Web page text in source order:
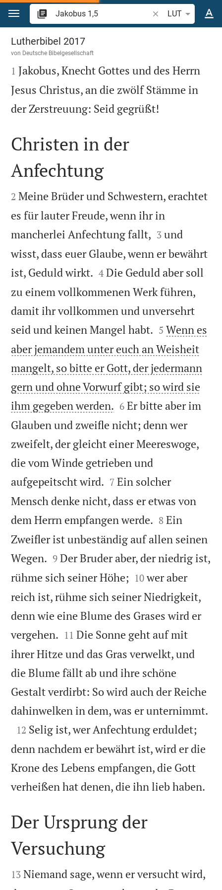
Zum Inhalt springen
Bibelstelle oder
LUT
Jakobus 1
Lutherbibel 2017
von Deutsche Bibelgesellschaft

1 Jakobus, Knecht Gottes und des Herrn
Jesus Christus, an die zwölf Stämme in
der Zerstreuung: Seid gegrüßt!

Christen in der
Anfechtung

2 Meine Brüder und Schwestern, erachtet
es für lauter Freude, wenn ihr in
mancherlei Anfechtung fallt, 

3 und
wisst, dass euer Glaube, wenn er bewährt
ist, Geduld wirkt. 

4 Die Geduld aber soll
zu einem vollkommenen Werk führen,
damit ihr vollkommen und unversehrt
seid und keinen Mangel habt. 

5 Wenn es
aber jemandem unter euch an Weisheit
mangelt, so bitte er Gott, der jedermann
gern und ohne Vorwurf gibt; so wird sie
ihm gegeben werden. 

6 Er bitte aber im
Glauben und zweifle nicht; denn wer
zweifelt, der gleicht einer Meereswoge,
die vom Winde getrieben und
aufgepeitscht wird. 

7 Ein solcher
Mensch denke nicht, dass er etwas von
dem Herrn empfangen werde. 

8 Ein
Zweifler ist unbeständig auf allen seinen
Wegen. 

9 Der Bruder aber, der niedrig ist,
rühme sich seiner Höhe; 

10 wer aber
reich ist, rühme sich seiner Niedrigkeit,
denn wie eine Blume des Grases wird er
vergehen. 

11 Die Sonne geht auf mit
ihrer Hitze und das Gras verwelkt, und
die Blume fällt ab und ihre schöne
Gestalt verdirbt: So wird auch der Reiche
dahinwelken in dem, was er unternimmt.

12 Selig ist, wer Anfechtung erduldet;
denn nachdem er bewährt ist, wird er die
Krone des Lebens empfangen, die Gott
verheißen hat denen, die ihn lieb haben.

Der Ursprung der
Versuchung

13 Niemand sage, wenn er versucht wird,